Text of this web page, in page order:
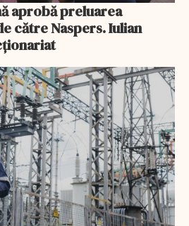
aprobă preluarea
către Naspers. Iulian